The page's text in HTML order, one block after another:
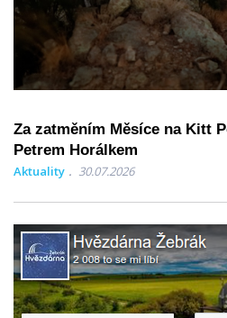
Za zatměním Měsíce na Kitt
Petrem Horálkem
Aktuality 30.07.2026